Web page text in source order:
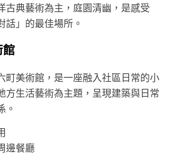
古典藝術為主，庭園清幽，是感受
話」的最佳場所。
館
町美術館，是一座融入社區日常的小
方生活藝術為主題，呈現建築與日常
。
邊餐廳